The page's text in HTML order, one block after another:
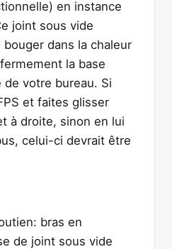
en instance
joint sous vide
dans la chaleur
la base
votre bureau. Si
et faites glisser
à droite, sinon en lui
celui-ci devrait être
bras en
de joint sous vide